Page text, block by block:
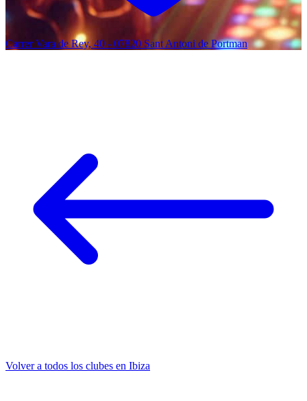
Carrer Vara de Rey, 40 - 07820 Sant Antoni de Portman
Volver a todos los clubes en Ibiza